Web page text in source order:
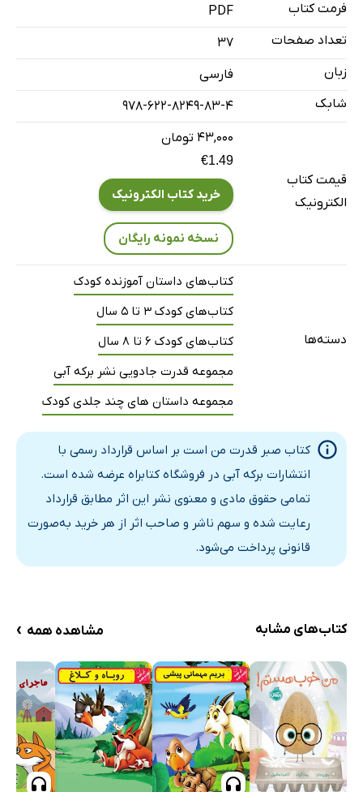
فرمت کتاب
PDF
تعداد صفحات
37
زبان
فارسی
شابک
978-622-8249-83-4
قیمت کتاب
الکترونیک
۴۳,۰۰۰ تومان
€1.49
خرید کتاب الکترونیک
نسخه نمونه رایگان
دسته‌ها
کتاب‌های داستان آموزنده کودک
کتاب‌های کودک 3 تا 5 سال
کتاب‌های کودک 6 تا 8 سال
مجموعه قدرت جادویی نشر برکه آبی
مجموعه داستان های چند جلدی کودک
کتاب صبر قدرت من است بر اساس قرارداد رسمی با
انتشارات برکه آبی در فروشگاه کتابراه عرضه شده است.
تمامی حقوق مادی و معنوی نشر این اثر مطابق قرارداد
رعایت شده و سهم ناشر و صاحب اثر از هر خرید به‌صورت
قانونی پرداخت می‌شود.
کتاب‌های مشابه مشاهده همه ›